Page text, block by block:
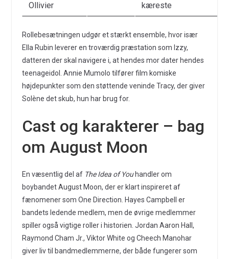
Ollivier
kæreste
Rollebesætningen udgør et stærkt ensemble, hvor især
Ella Rubin leverer en troværdig præstation som Izzy,
datteren der skal navigere i, at hendes mor dater hendes
teenageidol. Annie Mumolo tilfører film komiske
højdepunkter som den støttende veninde Tracy, der giver
Solène det skub, hun har brug for.
Cast og karakterer – bag
om August Moon
En væsentlig del af The Idea of Youhandler om
boybandet August Moon, der er klart inspireret af
fænomener som One Direction. Hayes Campbell er
bandets ledende medlem, men de øvrige medlemmer
spiller også vigtige roller i historien. Jordan Aaron Hall,
Raymond Cham Jr., Viktor White og Cheech Manohar
giver liv til bandmedlemmerne, der både fungerer som